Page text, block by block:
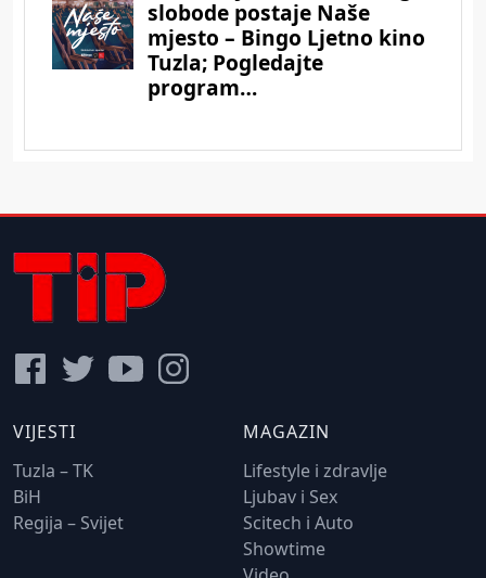
VIJESTI
Tuzla – TK
BiH
Regija – Svijet
MAGAZIN
Lifestyle i zdravlje
Ljubav i Sex
Scitech i Auto
Showtime